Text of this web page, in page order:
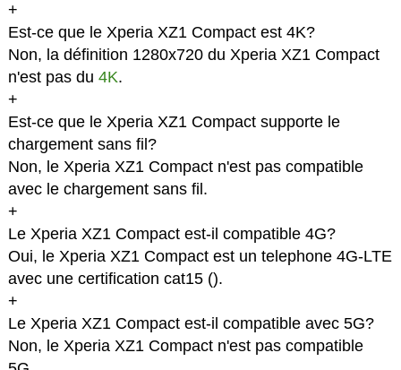
+
Est-ce que le Xperia XZ1 Compact est 4K?
Non, la définition 1280x720 du Xperia XZ1 Compact
n'est pas du 4K.
+
Est-ce que le Xperia XZ1 Compact supporte le
chargement sans fil?
Non, le Xperia XZ1 Compact n'est pas compatible
avec le chargement sans fil.
+
Le Xperia XZ1 Compact est-il compatible 4G?
Oui, le Xperia XZ1 Compact est un telephone 4G-LTE
avec une certification cat15 ().
+
Le Xperia XZ1 Compact est-il compatible avec 5G?
Non, le Xperia XZ1 Compact n'est pas compatible